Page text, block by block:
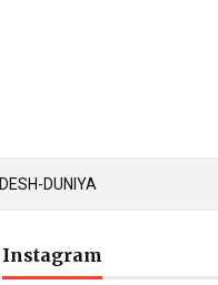
DESH-DUNIYA
Instagram